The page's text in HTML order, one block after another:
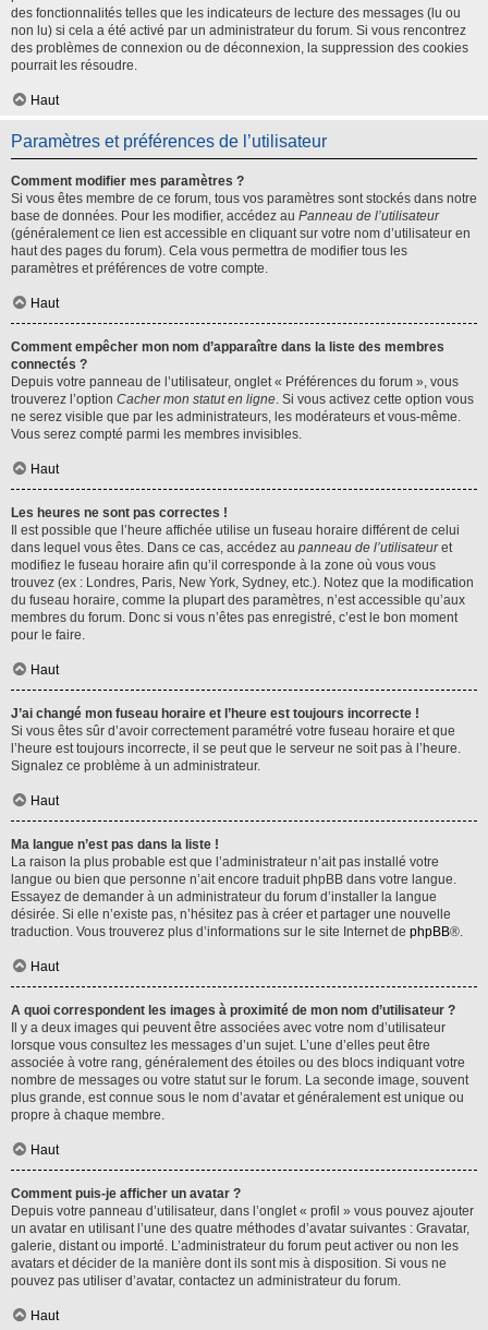
des fonctionnalités telles que les indicateurs de lecture des messages (lu ou
non lu) si cela a été activé par un administrateur du forum. Si vous rencontrez
des problèmes de connexion ou de déconnexion, la suppression des cookies
pourrait les résoudre.
Haut
Paramètres et préférences de l’utilisateur
Comment modifier mes paramètres ?
Si vous êtes membre de ce forum, tous vos paramètres sont stockés dans notre
base de données. Pour les modifier, accédez au Panneau de l’utilisateur
(généralement ce lien est accessible en cliquant sur votre nom d’utilisateur en
haut des pages du forum). Cela vous permettra de modifier tous les
paramètres et préférences de votre compte.
Haut
Comment empêcher mon nom d’apparaître dans la liste des membres
connectés ?
Depuis votre panneau de l’utilisateur, onglet « Préférences du forum », vous
trouverez l’option Cacher mon statut en ligne. Si vous activez cette option vous
ne serez visible que par les administrateurs, les modérateurs et vous-même.
Vous serez compté parmi les membres invisibles.
Haut
Les heures ne sont pas correctes !
Il est possible que l’heure affichée utilise un fuseau horaire différent de celui
dans lequel vous êtes. Dans ce cas, accédez au panneau de l’utilisateuret
modifiez le fuseau horaire afin qu’il corresponde à la zone où vous vous
trouvez (ex : Londres, Paris, New York, Sydney, etc.). Notez que la modification
du fuseau horaire, comme la plupart des paramètres, n’est accessible qu’aux
membres du forum. Donc si vous n’êtes pas enregistré, c’est le bon moment
pour le faire.
Haut
J’ai changé mon fuseau horaire et l’heure est toujours incorrecte !
Si vous êtes sûr d’avoir correctement paramétré votre fuseau horaire et que
l’heure est toujours incorrecte, il se peut que le serveur ne soit pas à l’heure.
Signalez ce problème à un administrateur.
Haut
Ma langue n’est pas dans la liste !
La raison la plus probable est que l’administrateur n’ait pas installé votre
langue ou bien que personne n’ait encore traduit phpBB dans votre langue.
Essayez de demander à un administrateur du forum d’installer la langue
désirée. Si elle n’existe pas, n’hésitez pas à créer et partager une nouvelle
traduction. Vous trouverez plus d’informations sur le site Internet de phpBB®.
Haut
A quoi correspondent les images à proximité de mon nom d’utilisateur ?
Il y a deux images qui peuvent être associées avec votre nom d’utilisateur
lorsque vous consultez les messages d’un sujet. L’une d’elles peut être
associée à votre rang, généralement des étoiles ou des blocs indiquant votre
nombre de messages ou votre statut sur le forum. La seconde image, souvent
plus grande, est connue sous le nom d’avatar et généralement est unique ou
propre à chaque membre.
Haut
Comment puis-je afficher un avatar ?
Depuis votre panneau d’utilisateur, dans l’onglet « profil » vous pouvez ajouter
un avatar en utilisant l’une des quatre méthodes d’avatar suivantes : Gravatar,
galerie, distant ou importé. L’administrateur du forum peut activer ou non les
avatars et décider de la manière dont ils sont mis à disposition. Si vous ne
pouvez pas utiliser d’avatar, contactez un administrateur du forum.
Haut